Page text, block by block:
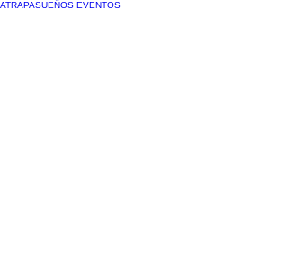
ATRAPASUEÑOS EVENTOS